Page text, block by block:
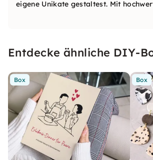
eigene Unikate gestaltest. Mit
Entdecke ähnliche DIY-
Box Box